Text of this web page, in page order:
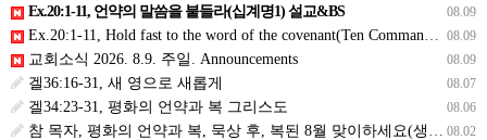
08.09
Ex.20:1-11, 언약의 말씀을 붙들라(십계명1) 설교&BS
08.09
Ex.20:1-11, Hold fast to the word of the covenant(Ten Commandments 1):Sermon & BS
08.09
교회소식 2026. 8.9. 주일. Announcements
08.07
겔36:16-31, 새 영으로 새롭게
08.06
겔34:23-31, 평화의 언약과 복 그리스도
08.02
참 목자, 평화의 언약과 복, 묵상 후, 복된 8월 맞이하세요(생삶,3,월) *예수생명 내생명 우리생명!